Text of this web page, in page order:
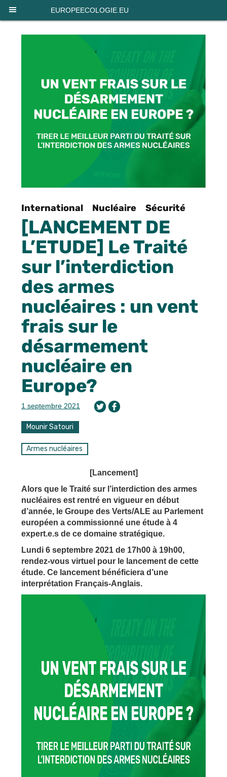
EUROPEECOLOGIE.EU
International Nucléaire Sécurité
[LANCEMENT DE
L’ETUDE] Le Traité
sur l’interdiction
des armes
nucléaires : un vent
frais sur le
désarmement
nucléaire en
Europe?
1 septembre 2021
Mounir Satouri
Armes nucléaires
[Lancement]
Alors que le Traité sur l’interdiction des armes
nucléaires est rentré en vigueur en début
d’année, le Groupe des Verts/ALE au Parlement
européen a commissionné une étude à 4
expert.e.s de ce domaine stratégique.
Lundi 6 septembre 2021 de 17h00 à 19h00,
rendez-vous virtuel pour le lancement de cette
étude. Ce lancement bénéficiera d’une
interprétation Français-Anglais.